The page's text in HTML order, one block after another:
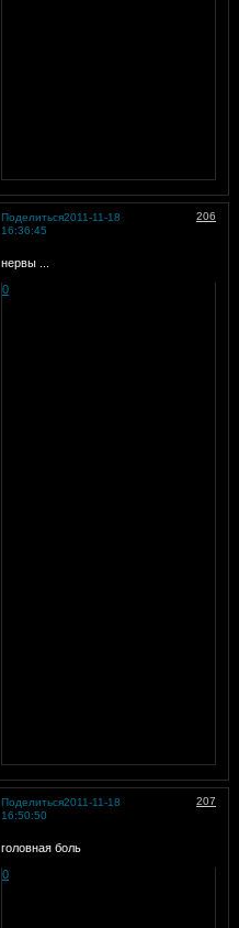
Поделиться 206
2011-11-18
16:36:45
нервы ...
0
Поделиться 207
2011-11-18
16:50:50
головная боль
0